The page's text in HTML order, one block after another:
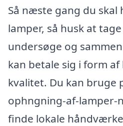
Så næste gang du
lamper, så husk at
undersøge og
kan betale sig i form
kvalitet. Du kan bruge
ophngning-af-lamper-
finde lokale